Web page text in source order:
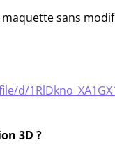
sans
d/
3D ?